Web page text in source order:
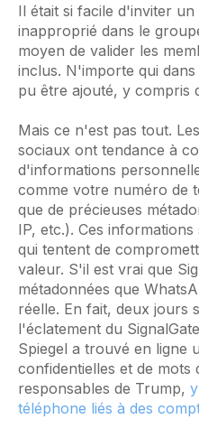
Il était si facile d'inviter
inapproprié dans le
moyen de valider les
inclus. N'importe qui
pu être ajouté, y compris
Mais ce n'est pas tout.
sociaux ont tendance à
d'informations
comme votre numéro de
que de précieuses
IP, etc.). Ces
qui tentent de
valeur. S'il est vrai que
métadonnées que
réelle. En fait, deux jours
l'éclatement du
Spiegel a trouvé en ligne
confidentielles et de mots
responsables de Trump,
téléphone liés à des